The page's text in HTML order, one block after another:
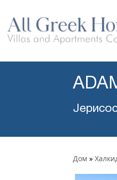
Дом »